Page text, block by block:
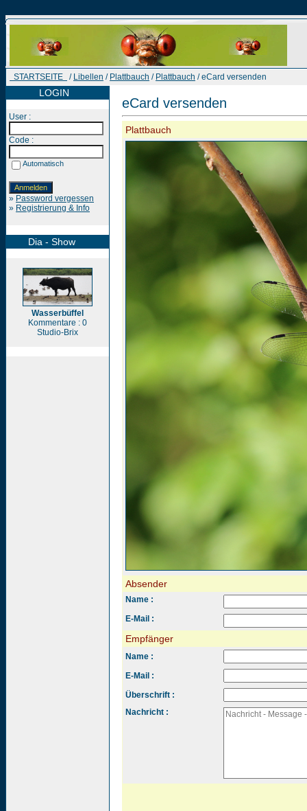
STARTSEITE / Libellen / Plattbauch / Plattbauch / eCard versenden
LOGIN
User :
Code :
Automatisch
» Password vergessen
» Registrierung & Info
Dia - Show
Wasserbüffel
Kommentare : 0
Studio-Brix
eCard versenden
Plattbauch
Absender
Name :
E-Mail :
Empfänger
Name :
E-Mail :
Überschrift :
Nachricht :